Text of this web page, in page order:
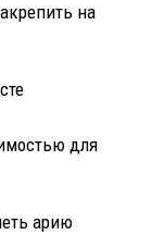
на
для
арию